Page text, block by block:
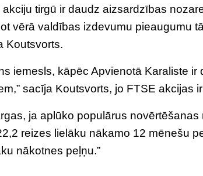
akciju tirgū ir daudz aizsardzības
vērā valdības izdevumu pieaugumu
Koutsvorts.
iemesls, kāpēc Apvienotā Karaliste
sacīja Koutsvorts, jo FTSE akcijas
ja aplūko populārus
reizes lielāku nākamo 12 mēnešu
nākotnes peļņu.”